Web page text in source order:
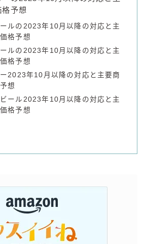
予想
ルの2023年10月以降の対応と主
格予想
ルの2023年10月以降の対応と主
格予想
2023年10月以降の対応と主要商
想
ール2023年10月以降の対応と主
格予想